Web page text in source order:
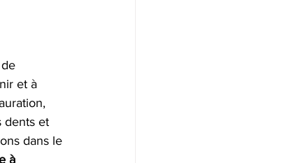
et à
dents et
dans le
à